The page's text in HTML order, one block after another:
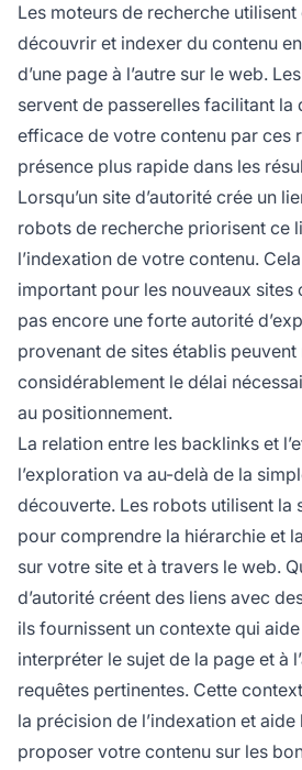
Les moteurs de recherche
découvrir et indexer du contenu
d’une page à l’autre sur le web.
servent de passerelles facilitant
efficace de votre contenu par ces
présence plus rapide dans les
Lorsqu’un site d’autorité crée un
robots de recherche priorisent ce
l’indexation de votre contenu.
important pour les nouveaux sites
pas encore une forte autorité
provenant de sites établis peuvent
considérablement le délai
au positionnement.
La relation entre les backlinks et
l’exploration va au-delà de la
découverte. Les robots utilisent la
pour comprendre la hiérarchie et
sur votre site et à travers le web.
d’autorité créent des liens avec
ils fournissent un contexte qui
interpréter le sujet de la page et à
requêtes pertinentes. Cette
la précision de l’indexation et aide
proposer votre contenu sur les